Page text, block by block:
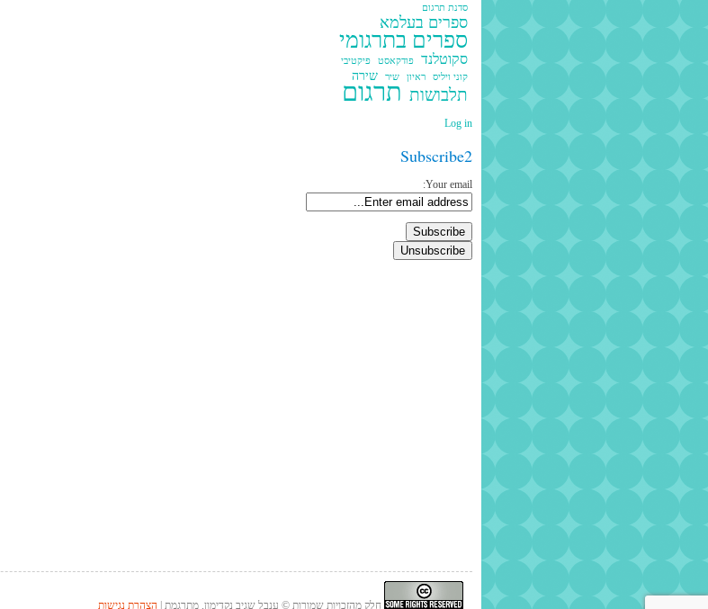
סדנת תרגום
ספרים בעלמא
ספרים בתרגומי
סקוטלנד פודקאסט
פיקטיבי
קוני ויליס
ראיון שיר שירה
תלבושות תרגום
Log in
Subscribe2
Your email:
חלק מהזכויות שמורות © ענבל שגיב נקדימון, מתרגמת | הצהרת נגישות